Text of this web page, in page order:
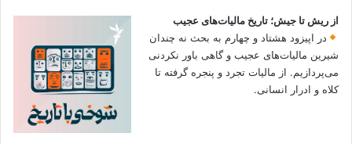
از ریش تا جیش؛ تاریخ مالیات‌های عجیب
در اپیزود هشتاد و چهارم به بحث نه چندان
شیرین مالیات‌های عجیب و گاهی باور نکردنی‌
می‌پردازیم. از مالیات تجرد و پنجره گرفته تا
کلاه و ادرار انسانی.